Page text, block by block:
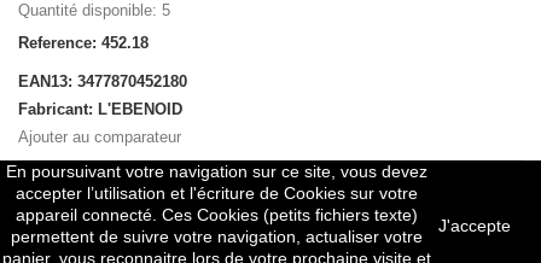
Quantité disponible: 5
Reference: 452.18
EAN13: 3477870452180
Fabricant: L'EBENOID
Ajouter au comparateur
Comparer (0)
En poursuivant votre navigation sur ce site, vous devez
accepter l’utilisation et l'écriture de Cookies sur votre
appareil connecté. Ces Cookies (petits fichiers texte)
permettent de suivre votre navigation, actualiser votre
panier, vous reconnaitre lors de votre prochaine visite et
J'accepte